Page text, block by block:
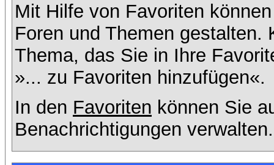
Mit Hilfe von Favoriten
Foren und Themen gestalten.
Thema, das Sie in Ihre
»... zu Favoriten hinzufügen«.
In den Favoriten können Sie
Benachrichtigungen verwalten.